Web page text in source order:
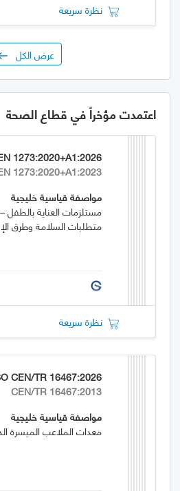
نظرة سريعة
عرض الكل
اعتمدت مؤخراً في قطاع الصحة
1273:2020+A1:2026
1273:2020+A1:2023
مواصفة قياسية خليجية
مستلزمات العناية
متطلبات السلامة وطرق
نظرة سريعة
CEN/TR 16467:2026
CEN/TR 16467:2013
مواصفة قياسية خليجية
معدات الملاعب الميسرة